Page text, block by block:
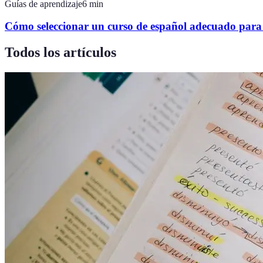
Guías de aprendizaje6 min
Cómo seleccionar un curso de español adecuado
Todos los artículos